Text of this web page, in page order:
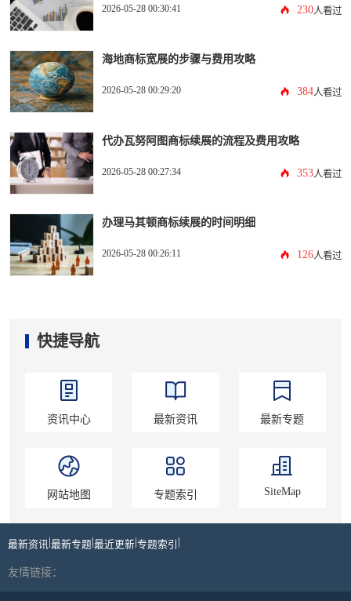
2026-05-28 00:30:41 230人看过
海地商标宽展的步骤与费用攻略
2026-05-28 00:29:20 384人看过
代办瓦努阿图商标续展的流程及费用攻略
2026-05-28 00:27:34 353人看过
办理马其顿商标续展的时间明细
2026-05-28 00:26:11 126人看过
快捷导航
资讯中心 最新资讯 最新专题
网站地图 专题索引 SiteMap
最新资讯 |最新专题|最近更新|专题索引 |
友情链接：